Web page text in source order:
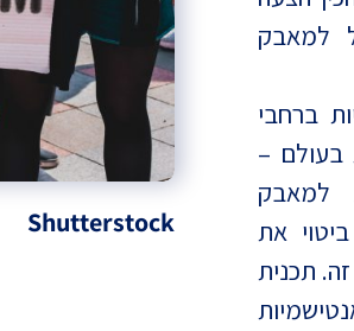
Shutterstock
למאבק
ברחבי
בעולם –
למאבק
את
תכנית